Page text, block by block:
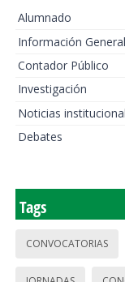
Alumnado
Información General
Contador Público
Investigación
Noticias
Debates
Tags
CONVOCATORIAS